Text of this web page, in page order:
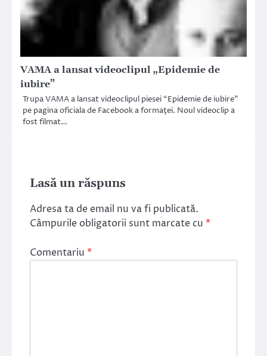
VAMA a lansat videoclipul „Epidemie de
iubire”
Trupa VAMA a lansat videoclipul piesei “Epidemie de iubire”
pe pagina oficiala de Facebook a formaţei. Noul videoclip a
fost filmat…
Lasă un răspuns
Adresa ta de email nu va fi publicată.
Câmpurile obligatorii sunt marcate cu *
Comentariu *